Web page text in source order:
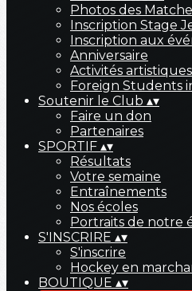
Photos des
Inscription Stage
Inscription aux
Anniversaire
Activités artistiques
Foreign Students
Soutenir le Club ▴▾
Faire un don
Partenaires
SPORTIF ▴▾
Résultats
Votre semaine
Entraînements
Nos écoles
Portraits de notre
S'INSCRIRE ▴▾
S'inscrire
Hockey en
BOUTIQUE ▴▾